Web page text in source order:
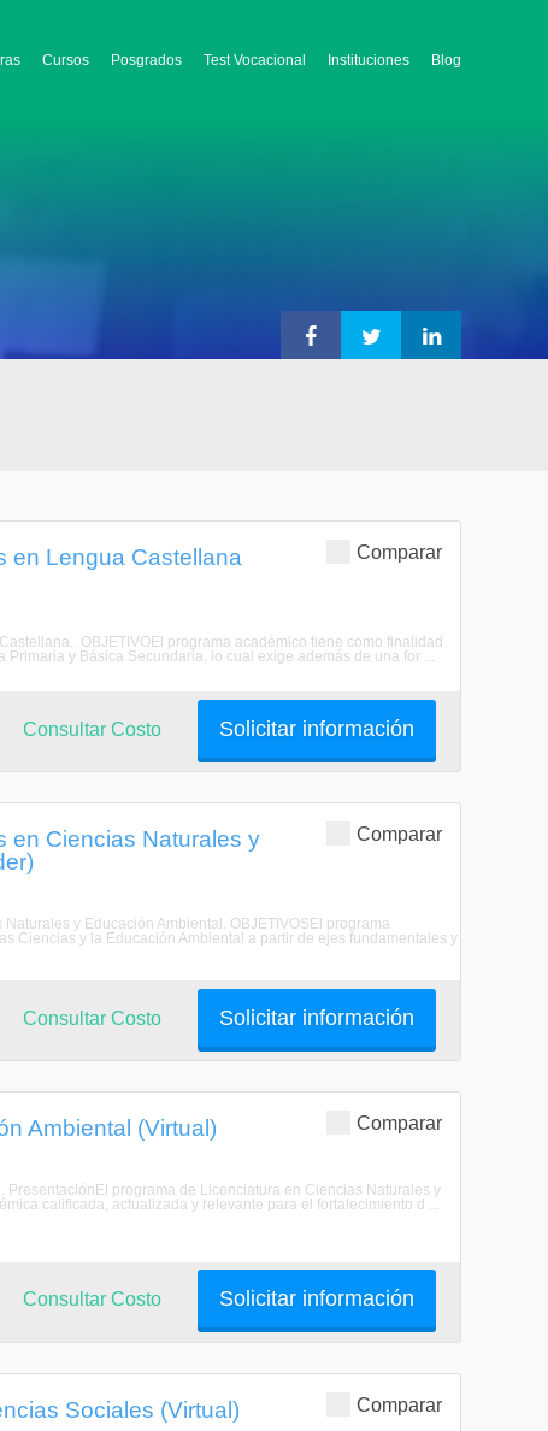
Cursos Posgrados Test Vocacional Instituciones Blog
Comparar
en Lengua Castellana
OBJETIVOEl programa académico tiene como finalidad
y Básica Secundaria, lo cual exige además de una for ...
Solicitar información
Consultar Costo
Comparar
en Ciencias Naturales y
y Educación Ambiental. OBJETIVOSEl programa
Ciencias y la Educación Ambiental a partir de ejes fundamentales y
Solicitar información
Consultar Costo
Comparar
Ambiental (Virtual)
programa de Licenciatura en Ciencias Naturales y
calificada, actualizada y relevante para el fortalecimiento d ...
Solicitar información
Consultar Costo
Comparar
Sociales (Virtual)